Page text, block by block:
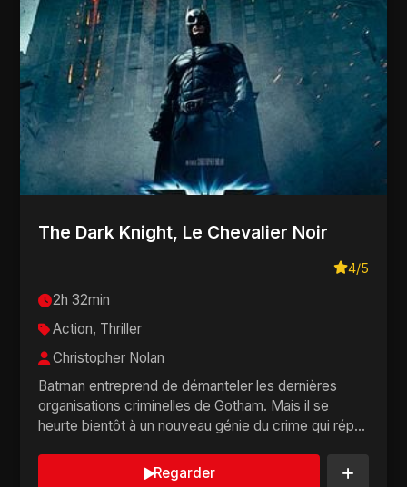
The Dark Knight, Le Chevalier Noir
4/5
2h 32min
Action, Thriller
Christopher Nolan
Batman entreprend de démanteler les dernières
organisations criminelles de Gotham. Mais il se
heurte bientôt à un nouveau génie du crime qui rép...
Regarder